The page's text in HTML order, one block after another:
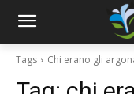
Tags Chi erano gli